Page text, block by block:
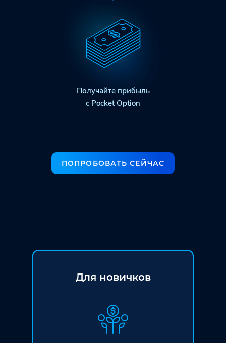
Получайте прибыль
с Pocket Option
ПОПРОБОВАТЬ СЕЙЧАС
Для новичков